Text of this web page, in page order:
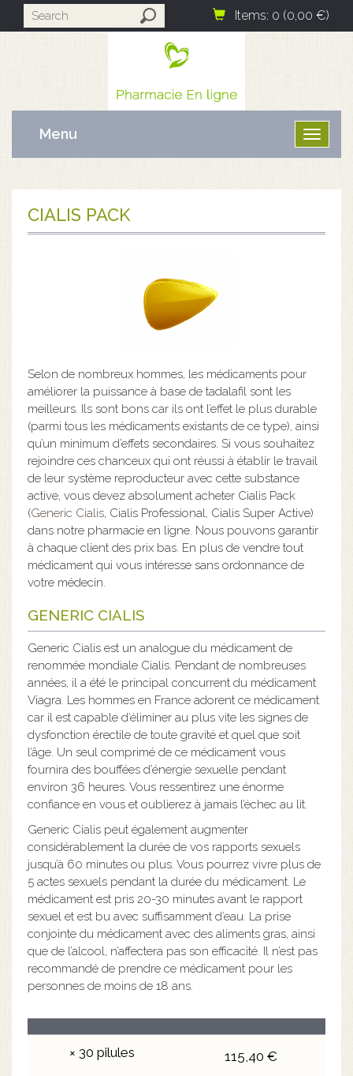
Items: 0 (0,00 €)
Ouvrir
Menu
CIALIS PACK
Selon de nombreux hommes, les médicaments pour
améliorer la puissance à base de tadalafil sont les
meilleurs. Ils sont bons car ils ont l’effet le plus durable
(parmi tous les médicaments existants de ce type), ainsi
qu’un minimum d’effets secondaires. Si vous souhaitez
rejoindre ces chanceux qui ont réussi à établir le travail
de leur système reproducteur avec cette substance
active, vous devez absolument acheter Cialis Pack
(Generic Cialis, Cialis Professional, Cialis Super Active)
dans notre pharmacie en ligne. Nous pouvons garantir
à chaque client des prix bas. En plus de vendre tout
médicament qui vous intéresse sans ordonnance de
votre médecin.
GENERIC CIALIS
Generic Cialis est un analogue du médicament de
renommée mondiale Cialis. Pendant de nombreuses
années, il a été le principal concurrent du médicament
Viagra. Les hommes en France adorent ce médicament
car il est capable d’éliminer au plus vite les signes de
dysfonction érectile de toute gravité et quel que soit
l’âge. Un seul comprimé de ce médicament vous
fournira des bouffées d’énergie sexuelle pendant
environ 36 heures. Vous ressentirez une énorme
confiance en vous et oublierez à jamais l’échec au lit.
Generic Cialis peut également augmenter
considérablement la durée de vos rapports sexuels
jusqu’à 60 minutes ou plus. Vous pourrez vivre plus de
5 actes sexuels pendant la durée du médicament. Le
médicament est pris 20-30 minutes avant le rapport
sexuel et est bu avec suffisamment d’eau. La prise
conjointe du médicament avec des aliments gras, ainsi
que de l’alcool, n’affectera pas son efficacité. Il n’est pas
recommandé de prendre ce médicament pour les
personnes de moins de 18 ans.
× 30 pilules 115,40 €